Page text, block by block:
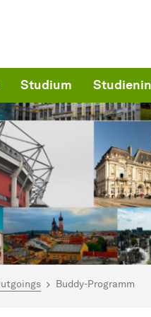
Studium
Buddy-Programm